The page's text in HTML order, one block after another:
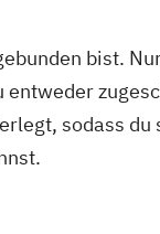
bist.
sodass